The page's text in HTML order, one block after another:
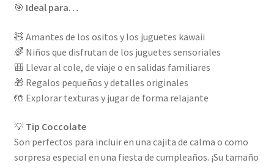
🎯 Ideal para…
🧸 Amantes de los ositos y los juguetes kawaii
🌈 Niños que disfrutan de los juguetes sensoriales
🎒 Llevar al cole, de viaje o en salidas familiares
🎁 Regalos pequeños y detalles originales
🤲 Explorar texturas y jugar de forma relajante
💡 Tip Coccolate
Son perfectos para incluir en una cajita de calma o como
sorpresa especial en una fiesta de cumpleaños. ¡Su tamaño